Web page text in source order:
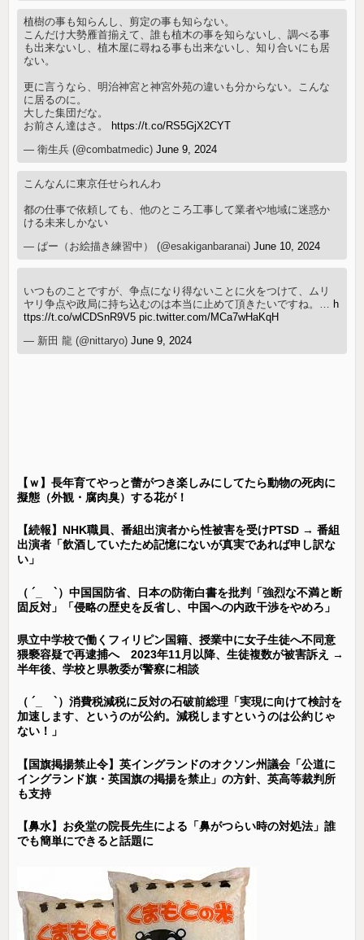
植樹の事も知らんし、剪定の事も知らない。
こんだけ大勢雁首揃えて、誰も植木の事を知らないし、調べる事
も出来ないし、植木屋に尋ねる事も出来ないし、知り合いにも居
ない。
更に言うなら、明治神宮と神宮外苑の違いも分からない。こんな
に居るのに。
大した集団だな。
お前さん達はさ。 https://t.co/RS5GjX2CYT
— 衛生兵 (@combatmedic)June 9, 2024
こんなんに東京任せられんわ
都の仕事で依頼しても、他のところ工事して業者や地域に迷惑か
ける未来しかない
— ぱー（お絵描き練習中） (@esakiganbaranai)June 10, 2024
いつものことですが、争点になり得ないことに火をつけて、ムリ
ヤリ争点や政局に持ち込むのは本当に止めて頂きたいですね。… h
ttps://t.co/wlCDSnR9V5 pic.twitter.com/MCa7wHaKqH
— 新田 龍 (@nittaryo)June 9, 2024
【ｗ】長年育てやっと蕾がつき楽しみにしてたら動物の死肉に
擬態（外観・腐肉臭）する花が！
【続報】NHK職員、番組出演者から性被害を受けPTSD → 番組
出演者「飲酒していたため記憶にないが真実であれば申し訳な
い」
（ ´_ゝ`）中国国防省、日本の防衛白書を批判「強烈な不満と断
固反対」「侵略の歴史を反省し、中国への内政干渉をやめろ」
県立中学校で働くフィリピン国籍、授業中に女子生徒へ不同意
猥褻容疑で再逮捕へ 2023年11月以降、生徒複数が被害訴え →
半年後、学校と県教委が警察に相談
（ ´_ゝ`）消費税減税に反対の石破前総理「実現に向けて検討を
加速します、というのが公約。減税しますというのは公約じゃ
ない！」
【国旗掲揚禁止令】英イングランドのオクソン州議会「公道に
イングランド旗・英国旗の掲揚を禁止」の方針、英高等裁判所
も支持
【鼻水】お灸堂の院長先生による「鼻がつらい時の対処法」誰
でも簡単にできると話題に